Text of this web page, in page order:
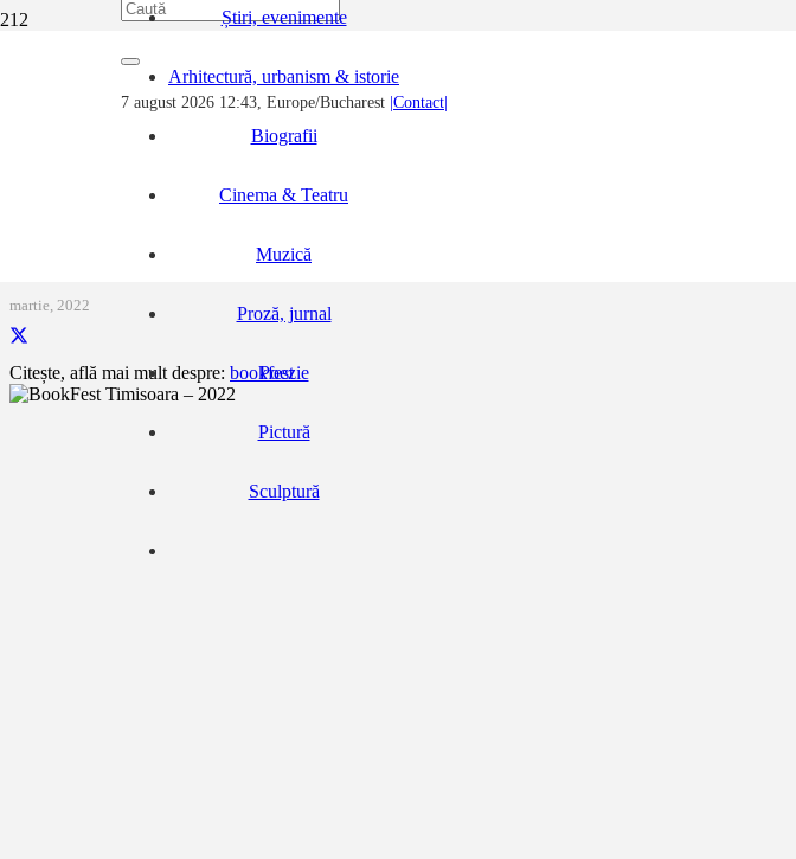
7 august 2026 12:43, Europe/Bucharest |Contact|
Știri, evenimente
Arhitectură, urbanism & istorie
Biografii
Cinema & Teatru
Muzică
Proză, jurnal
Poezie
Pictură
Sculptură
Noutăți, evenimente, știri...
BookFest Timisoara – 2022
martie, 2022
Citește, află mai mult despre: bookfest